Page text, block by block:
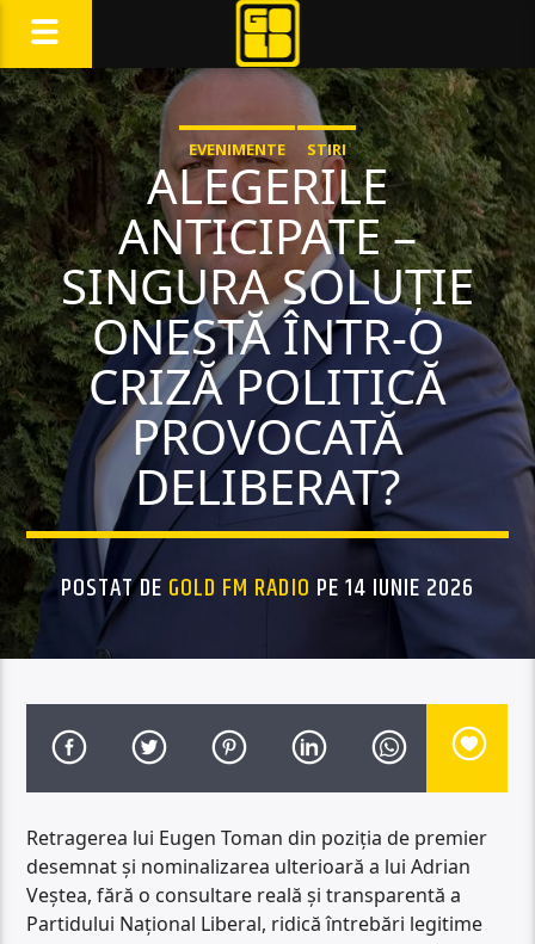
EVENIMENTE STIRI
ALEGERILE
ANTICIPATE –
SINGURA SOLUȚIE
ONESTĂ ÎNTR-O
CRIZĂ POLITICĂ
PROVOCATĂ
DELIBERAT?
POSTAT DE GOLD FM RADIO PE 14 IUNIE 2026
Retragerea lui Eugen Toman din poziția de premier
desemnat și nominalizarea ulterioară a lui Adrian
Veștea, fără o consultare reală și transparentă a
Partidului Național Liberal, ridică întrebări legitime